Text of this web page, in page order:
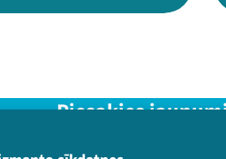
Piesakies
Nepalaid garām aktuālāko